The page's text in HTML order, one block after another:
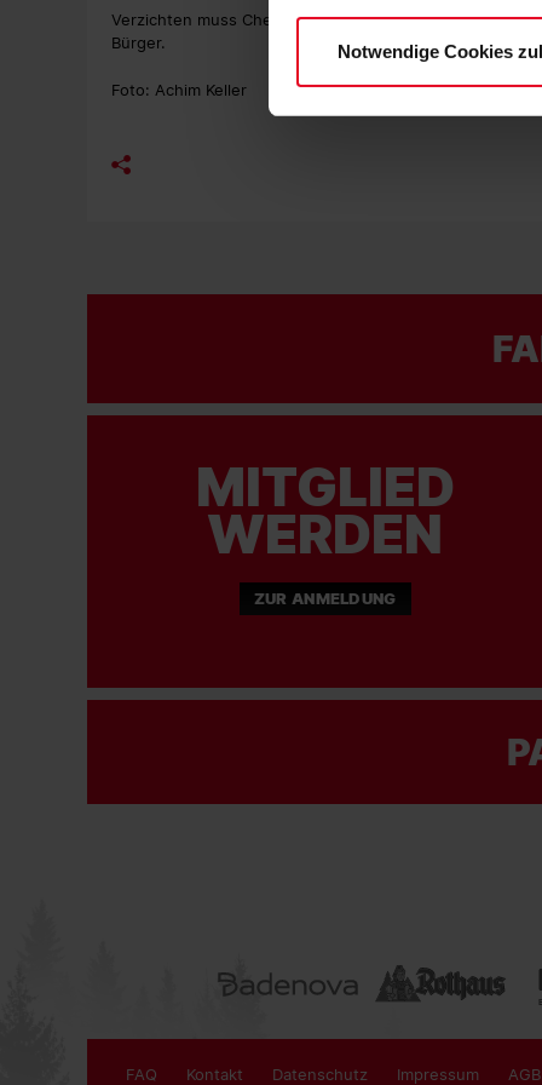
Notwendige Cookies
Verzichten muss Cheftrainer Daniel Kraus weiterhin auf
Bürger.
Foto: Achim Keller
MITGLIED
WERDEN
ZUR ANMELDUNG
FAQ Kontakt Datenschutz Impressum AGB